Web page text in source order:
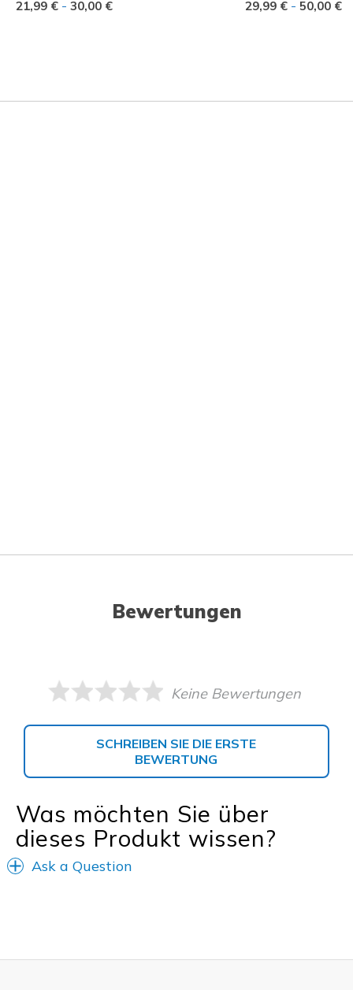
21,99 € - 30,00 € 29,99 € - 50,00 €
Bewertungen
Keine Bewertungen
SCHREIBEN SIE DIE ERSTE
BEWERTUNG
Was möchten Sie über
dieses Produkt wissen?
Ask a Question